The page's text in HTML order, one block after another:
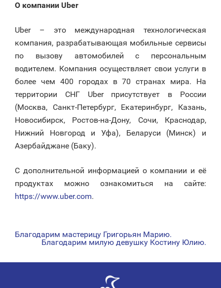
О компании Uber
Uber – это международная технологическая
компания, разрабатывающая мобильные сервисы
по вызову автомобилей с персональным
водителем. Компания осуществляет свои услуги в
более чем 400 городах в 70 странах мира. На
территории СНГ Uber присутствует в России
(Москва, Санкт-Петербург, Екатеринбург, Казань,
Новосибирск, Ростов-на-Дону, Сочи, Краснодар,
Нижний Новгород и Уфа), Беларуси (Минск) и
Азербайджане (Баку).
С дополнительной информацией о компании и её
продуктах можно ознакомиться на сайте:
https://www.uber.com.
НАВИГАЦИЯ
Благодарим мастерицу Григорьян Марию.
Благодарим милую девушку Костину Юлию.